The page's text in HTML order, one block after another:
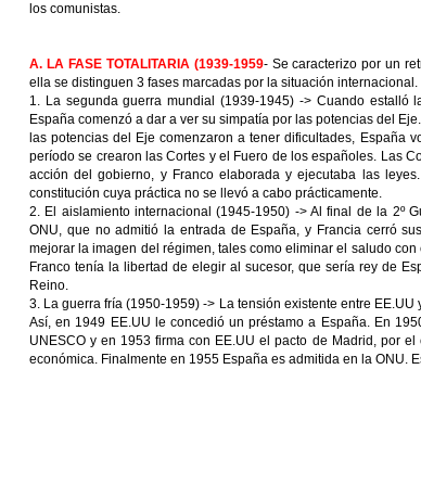
los comunistas.
A. LA FASE TOTALITARIA (1939-1959- Se caracterizo por un
ella se distinguen 3 fases marcadas por la situación internacional.
1. La segunda guerra mundial (1939-1945) -> Cuando estalló
España comenzó a dar a ver su simpatía por las potencias del
las potencias del Eje comenzaron a tener dificultades, España
período se crearon las Cortes y el Fuero de los españoles. Las
acción del gobierno, y Franco elaborada y ejecutaba las
constitución cuya práctica no se llevó a cabo prácticamente.
2. El aislamiento internacional (1945-1950) -> Al final de la 2º
ONU, que no admitió la entrada de España, y Francia cerró
mejorar la imagen del régimen, tales como eliminar el saludo
Franco tenía la libertad de elegir al sucesor, que sería rey de
Reino.
3. La guerra fría (1950-1959) -> La tensión existente entre
Así, en 1949 EE.UU le concedió un préstamo a España. En
UNESCO y en 1953 firma con EE.UU el pacto de Madrid, por
económica. Finalmente en 1955 España es admitida en la ONU.